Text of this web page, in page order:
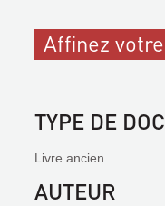
Affinez
TYPE DE
Livre ancien
AUTEUR